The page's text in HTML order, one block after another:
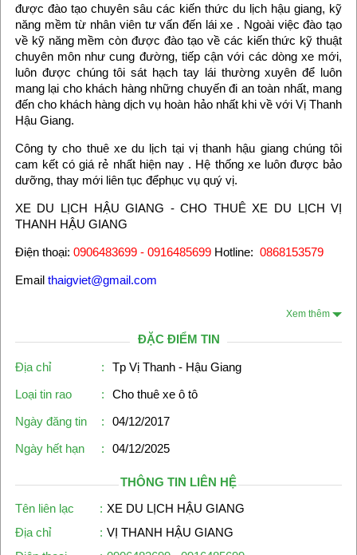
được đào tạo chuyên sâu các kiến thức du lịch hậu giang, kỹ
năng mềm từ nhân viên tư vấn đến lái xe . Ngoài việc đào tạo
về kỹ năng mềm còn được đào tạo về các kiến thức kỹ thuật
chuyên môn như cung đường, tiếp cận với các dòng xe mới,
luôn được chúng tôi sát hạch tay lái thường xuyên để luôn
mang lại cho khách hàng những chuyến đi an toàn nhất, mang
đến cho khách hàng dịch vụ hoàn hảo nhất khi về với Vị Thanh
Hậu Giang.
Công ty cho thuê xe du lịch tại vị thanh hậu giang chúng tôi
cam kết có giá rẻ nhất hiện nay . Hệ thống xe luôn được bảo
dưỡng, thay mới liên tục đểphục vụ quý vị.
XE DU LỊCH HẬU GIANG - CHO THUÊ XE DU LỊCH VỊ
THANH HẬU GIANG
Điện thoại: 0906483699 - 0916485699 Hotline: 0868153579
Email thaigviet@gmail.com
Xem thêm
ĐẶC ĐIỂM TIN
Địa chỉ :
Tp Vị Thanh - Hậu Giang
Loại tin rao
:
Cho thuê xe ô tô
Ngày đăng tin
:
04/12/2017
Ngày hết hạn
: 04/12/2025
THÔNG TIN LIÊN HỆ
Tên liên lạc
: XE DU LỊCH HẬU GIANG
Địa chỉ
: VỊ THANH HẬU GIANG